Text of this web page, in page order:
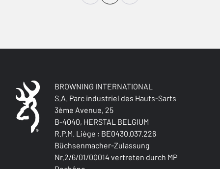
BROWNING INTERNATIONAL
S.A. Parc industriel des Hauts-Sarts
3ème Avenue, 25
B-4040, HERSTAL BELGIUM
R.P.M. Liège : BE0430.037.226
Büchsenmacher-Zulassung
Nr.2/6/01/00014 vertreten durch MP